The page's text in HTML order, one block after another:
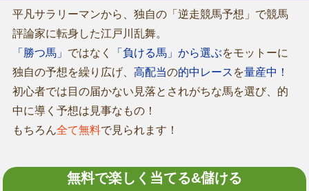
平凡サラリーマンから、独自の「逆走競馬予想」で競馬
評論家に転身した江戸川乱舞。
「勝つ馬」 ではなく 「負ける馬」から選ぶをモットーに
独自の予想を繰り広げ、 高配当の的中レース を量産中！
初心者では目の届かない見落とされがちな馬を選び、的
中に導く予想は見事なもの！
もちろん全て無料で見られます！
無料で楽しく当てる&儲ける